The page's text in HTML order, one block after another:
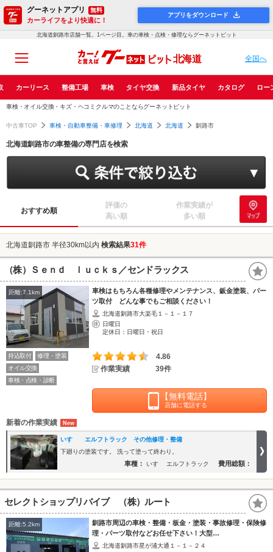
グーネットアプリ 無料
カーライフをより快適に！
アプリをダウンロード
北海道釧路市店舗一覧。1ページ目。車の車検・点検・修理ならグーネットピット
北海道 全国へ
カーリース 整備工場 車検 タイヤ交換 新品タイヤ カタログ ロー
車検・オイル交換・キズ・ヘコミクルマのことならグーネットピット
中古車TOP 車検・自動車整備・車修理 北海道 北海道 釧路市
北海道釧路市の車整備の専門店を検索
おすすめ順
評価の
高い順
作業実績が
多い順
北海道釧路市 半径30km以内 検索結果31件
（株）Ｓｅｎｄ ｌｕｃｋｓ／センドラックス
距離:7.1km
車検はもちろん各種修理やメンテナンス、鈑金塗装、パー
ツ取付 どんな事でもご相談ください！
北海道釧路市大楽毛１－１－１７
日曜日
定休日：日曜日・祝日
持込取付
修理・塗装
オイル交換
車検・点検・診断
4.86
作業実績
39件
【無料電話】
店舗に電話する
新着の作業実績
いすゞ エルフトラック その他修理・整備
下廻りの塗装です。 洗って塗って終わり。
車種： いすゞ エルフトラック 費用総額：
セレクトショップリバイブ （株）ルート
距離:5.2km
釧路市周辺の車検・整備・板金・塗装・事故修理・保険修
理・パーツ取付などお任せ下さい！大型…
北海道釧路市星が浦大通１－１－２４